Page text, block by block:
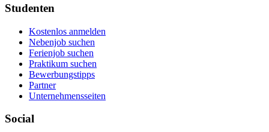
Studenten
Kostenlos anmelden
Nebenjob suchen
Ferienjob suchen
Praktikum suchen
Bewerbungstipps
Partner
Unternehmensseiten
Social